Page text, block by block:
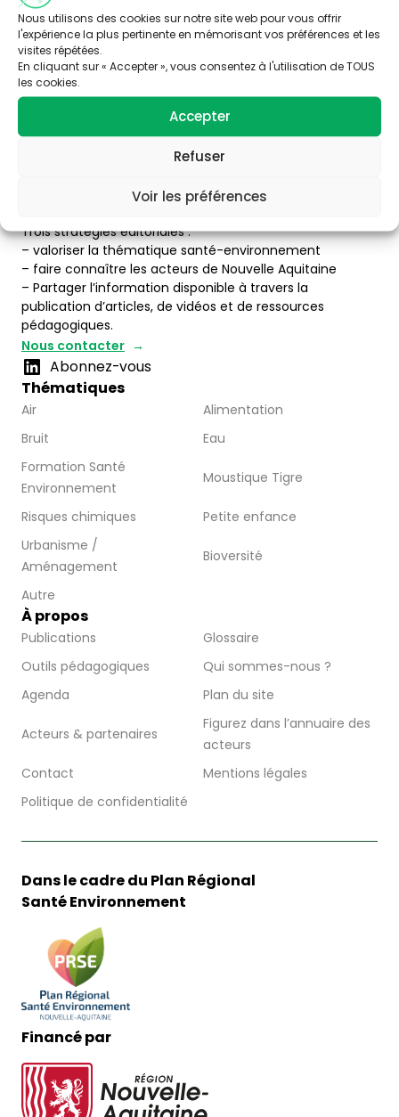
Nous utilisons des cookies sur notre site web pour vous offrir
l'expérience la plus pertinente en mémorisant vos préférences et les
visites répétées.
En cliquant sur « Accepter », vous consentez à l'utilisation de TOUS
les cookies.
Accepter
Refuser
Voir les préférences
Abonnez-vous à
notre newsletter
Trois stratégies éditoriales :
– valoriser la thématique santé-environnement
– faire connaître les acteurs de Nouvelle Aquitaine
– Partager l’information disponible à travers la
publication d’articles, de vidéos et de ressources
pédagogiques.
Nous contacter
Abonnez-vous
Thématiques
Air
Alimentation
Bruit
Eau
Formation Santé
Environnement
Moustique Tigre
Risques chimiques
Petite enfance
Urbanisme /
Aménagement
Bioversité
Autre
À propos
Publications
Glossaire
Outils pédagogiques
Qui sommes-nous ?
Agenda
Plan du site
Acteurs & partenaires
Figurez dans l’annuaire des
acteurs
Contact
Mentions légales
Politique de confidentialité
Dans le cadre du Plan Régional
Santé Environnement
Financé par